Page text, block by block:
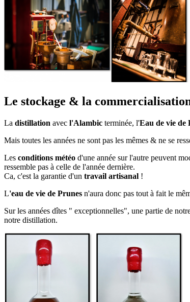
Le stockage & la
La distillation avec l'Alambic terminée, l'Eau de vie de
Mais toutes les années ne sont pas les mêmes & ne se
Les conditions météo d'une année sur l'autre peuvent
ressemble pas à celle de l'année dernière.
Ca, c'est la garantie d'un travail artisanal !
L'eau de vie de Prunes n'aura donc pas tout à fait le
Sur les années dîtes " exceptionnelles", une partie de
notre distillation.